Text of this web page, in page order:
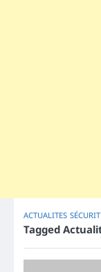
ACTUALITES
Tagged